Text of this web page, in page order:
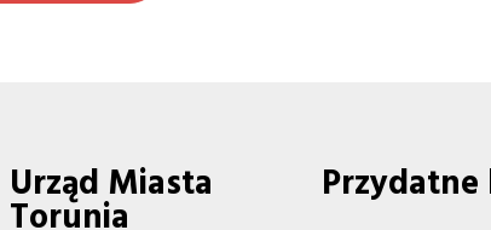
Urząd Miasta
Torunia